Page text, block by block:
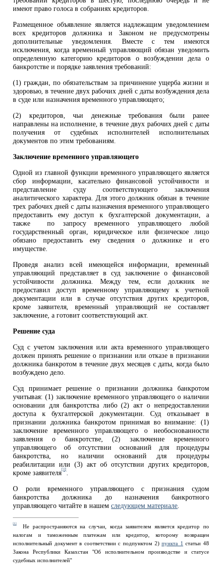
имеют право голоса в собраниях кредиторов.
Размещенное объявление является надлежащим уведомлением
всех кредиторов должника и Законом не предусмотрены
дополнительные уведомления. Вместе с тем имеются
исключения, когда временный управляющий обязан уведомить
определенную категорию кредиторов о возбуждении дела о
банкротстве и порядке заявления требований:
(1) граждан, по обязательствам за причинение ущерба жизни и
здоровью, в течение двух рабочих дней с даты возбуждения дела
в суде или назначения временного управляющего;
(2) кредиторов, чьи денежные требования были ранее
направлены на исполнение, в течение двух рабочих дней с даты
получения от судебных исполнителей исполнительных
документов по этим требованиям.
Заключение временного управляющего
Одной из главной функции временного управляющего является
сбор информации, касательно финансовой устойчивости и
представление суду соответствующего заключения
аналитического характера. Для этого должник обязан в течение
трех рабочих дней с даты назначения временного управляющего
предоставить ему доступ к бухгалтерской документации, а
также по запросу временного управляющего любой
государственный орган, юридическое или физическое лицо
обязано предоставить ему сведения о должнике и его
имуществе.
Проведя анализ всей имеющейся информации, временный
управляющий представляет в суд заключение о финансовой
устойчивости должника. Между тем, если должник не
предоставил доступ временному управляющему к учетной
документации или в случае отсутствия других кредиторов,
кроме заявителя, временный управляющий не составляет
заключение, а готовит соответствующий акт.
Решение суда
Суд с учетом заключения или акта временного управляющего
должен принять решение о признании или отказе в признании
должника банкротом в течение двух месяцев с даты, когда было
возбуждено дело.
Суд принимает решение о признании должника банкротом
учитывая: (1) заключение временного управляющего о наличии
основании для банкротства либо (2) акт о непредоставлении
доступа к бухгалтерской документации. Суд отказывает в
признании должника банкротом принимая во внимание: (1)
заключение временного управляющего о необоснованности
заявления о банкротстве, (2) заключение временного
управляющего об отсутствии оснований для процедуры
банкротства, но наличии оснований для процедуры
реабилитации или (3) акт об отсутствии других кредиторов,
кроме заявителя[1].
О роли временного управляющего с признания судом
банкротства должника до назначения банкротного
управляющего читайте в нашемследующем материале.
[1]Не распространяются на случаи, когда заявителем является кредитор по
налогам и таможенным платежам или кредитор, которому возвращен
исполнительный документ в соответствии с подпунктом 2)пункта 1 статьи 48
Закона Республики Казахстан "Об исполнительном производстве и статусе
судебных исполнителей"